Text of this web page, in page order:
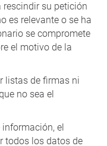
rescindir su petición
es relevante o se ha
se compromete
el motivo de la
listas de firmas ni
no sea el
el
todos los datos de